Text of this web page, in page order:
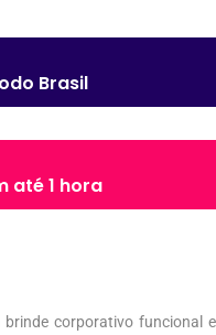
Brasil
até 1 hora
brinde corporativo funcional e